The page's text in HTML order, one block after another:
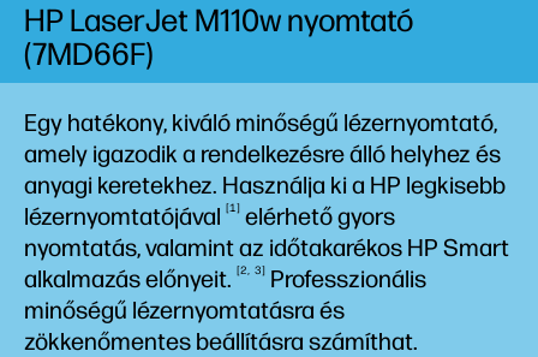
Egy hatékony, kiváló minőségű lézernyomtató,
amely igazodik a rendelkezésre álló helyhez és
anyagi keretekhez. Használja ki a HP legkisebb
lézernyomtatójával
1
elérhető gyors
nyomtatás, valamint az időtakarékos HP Smart
alkalmazáselőnyeit. 2 3
Professzionális
minőségű lézernyomtatásra és
zökkenőmentes beállításra számíthat.
HP LaserJet M110w nyomtató
(7MD66F)